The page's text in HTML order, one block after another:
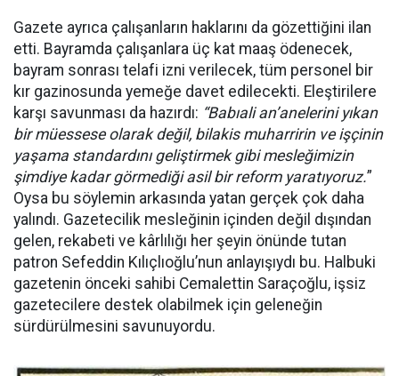
Gazete ayrıca çalışanların haklarını da gözettiğini ilan
etti. Bayramda çalışanlara üç kat maaş ödenecek,
bayram sonrası telafi izni verilecek, tüm personel bir
kır gazinosunda yemeğe davet edilecekti. Eleştirilere
karşı savunması da hazırdı: “Babıali an’anelerini yıkan
bir müessese olarak değil, bilakis muharririn ve işçinin
yaşama standardını geliştirmek gibi mesleğimizin
şimdiye kadar görmediği asil bir reform yaratıyoruz.”
Oysa bu söylemin arkasında yatan gerçek çok daha
yalındı. Gazetecilik mesleğinin içinden değil dışından
gelen, rekabeti ve kârlılığı her şeyin önünde tutan
patron Sefeddin Kılıçlıoğlu’nun anlayışıydı bu. Halbuki
gazetenin önceki sahibi Cemalettin Saraçoğlu, işsiz
gazetecilere destek olabilmek için geleneğin
sürdürülmesini savunuyordu.